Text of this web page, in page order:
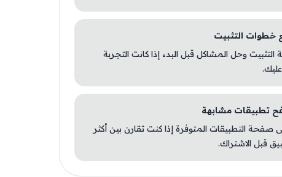
التثبيت وحل المشاكل قبل البدء إذا كانت التجربة
صفحة التطبيقات المتوفرة إذا كنت تقارن بين أكثر
قبل الاشتراك.